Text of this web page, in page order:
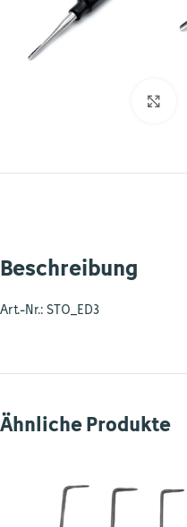
Beschreibung
Art.-Nr.: STO_ED3
Ähnliche Produkte